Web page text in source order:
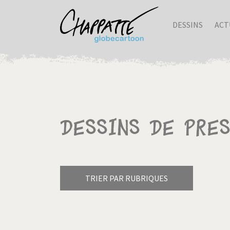
DESSINS
Dessins de
TRIER PAR RUBRIQUES